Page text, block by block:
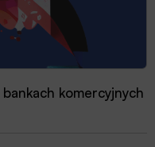
komercyjnych